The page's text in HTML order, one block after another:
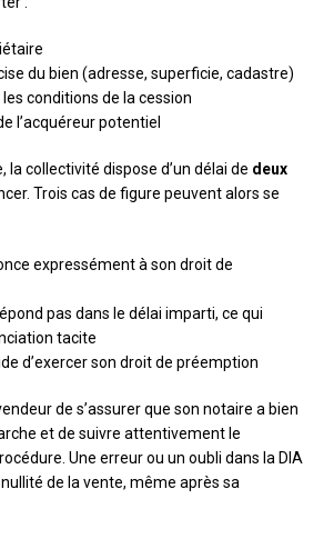
du bien (adresse, superficie, cadastre)
conditions de la cession
l’acquéreur potentiel
la collectivité dispose d’un délai de deux
Trois cas de figure peuvent alors se
expressément à son droit de
pas dans le délai imparti, ce qui
tacite
d’exercer son droit de préemption
de s’assurer que son notaire a bien
et de suivre attentivement le
Une erreur ou un oubli dans la DIA
de la vente, même après sa